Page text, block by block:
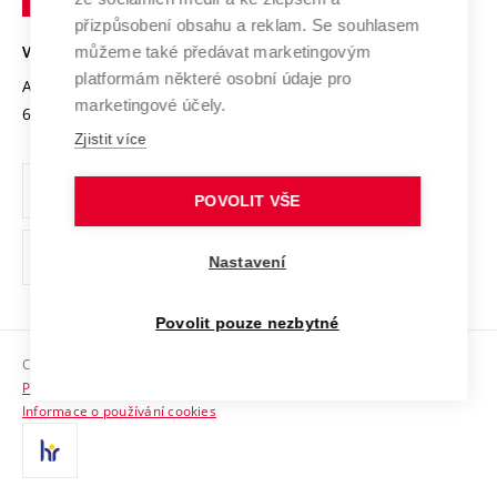
Open Science
Projekty
Projekty ze strukturálních fondů
Specifický výzkum
Univerzitní sítě
Bezpečná univerzita
Vyznamenání
Organizační struktura
Ochrana osobních údajů
odkaz)
Sociální bezpečí
HR Award
Kontakty
VYSOKÉ UČENÍ TECHNICKÉ V BRNĚ
Antonínská 548/1
602 00 Brno
www.vut.cz
vut@vutbr.cz
Copyright © 2026 VUT
Prohlášení o přístupnosti
Informace o používání cookies
přizpůsobení obsahu a reklam. Se souhlasem
můžeme také předávat marketingovým
platformám některé osobní údaje pro
marketingové účely.
Zjistit více
POVOLIT VŠE
Nastavení
Povolit pouze nezbytné